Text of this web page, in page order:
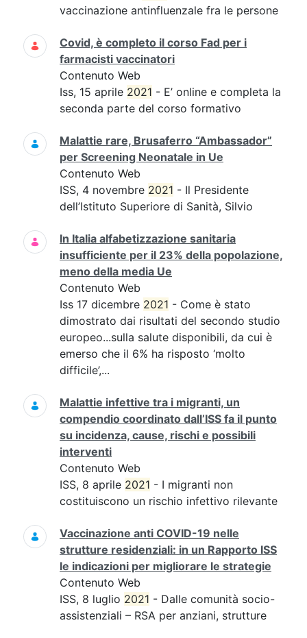
vaccinazione antinfluenzale fra le persone
Covid, è completo il corso Fad per i
farmacisti vaccinatori
Contenuto Web
Iss, 15 aprile 2021 - E’ online e completa la
seconda parte del corso formativo
Malattie rare, Brusaferro “Ambassador”
per Screening Neonatale in Ue
Contenuto Web
ISS, 4 novembre 2021 - Il Presidente
dell’Istituto Superiore di Sanità, Silvio
In Italia alfabetizzazione sanitaria
insufficiente per il 23% della popolazione,
meno della media Ue
Contenuto Web
Iss 17 dicembre 2021 - Come è stato
dimostrato dai risultati del secondo studio
europeo...sulla salute disponibili, da cui è
emerso che il 6% ha risposto ‘molto
difficile’,...
Malattie infettive tra i migranti, un
compendio coordinato dall’ISS fa il punto
su incidenza, cause, rischi e possibili
interventi
Contenuto Web
ISS, 8 aprile 2021 - I migranti non
costituiscono un rischio infettivo rilevante
Vaccinazione anti COVID-19 nelle
strutture residenziali: in un Rapporto ISS
le indicazioni per migliorare le strategie
Contenuto Web
ISS, 8 luglio 2021 - Dalle comunità socio-
assistenziali – RSA per anziani, strutture